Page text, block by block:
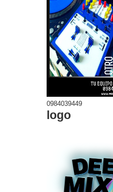
0984039449
logo